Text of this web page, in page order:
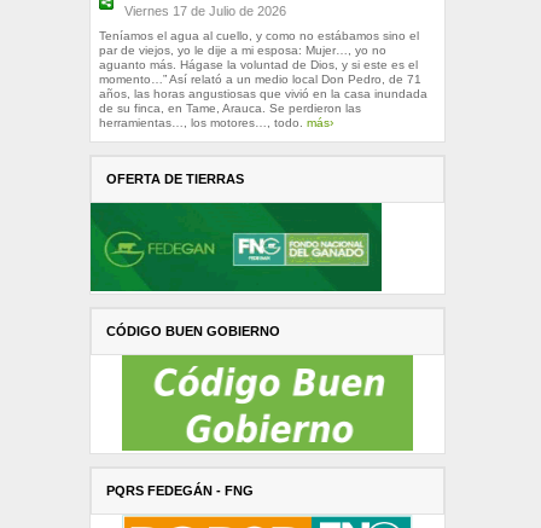
Viernes 17 de Julio de 2026
Teníamos el agua al cuello, y como no estábamos sino el
par de viejos, yo le dije a mi esposa: Mujer…, yo no
aguanto más. Hágase la voluntad de Dios, y si este es el
momento…” Así relató a un medio local Don Pedro, de 71
años, las horas angustiosas que vivió en la casa inundada
de su finca, en Tame, Arauca. Se perdieron las
herramientas…, los motores…, todo. más›
OFERTA DE TIERRAS
CÓDIGO BUEN GOBIERNO
PQRS FEDEGÁN - FNG